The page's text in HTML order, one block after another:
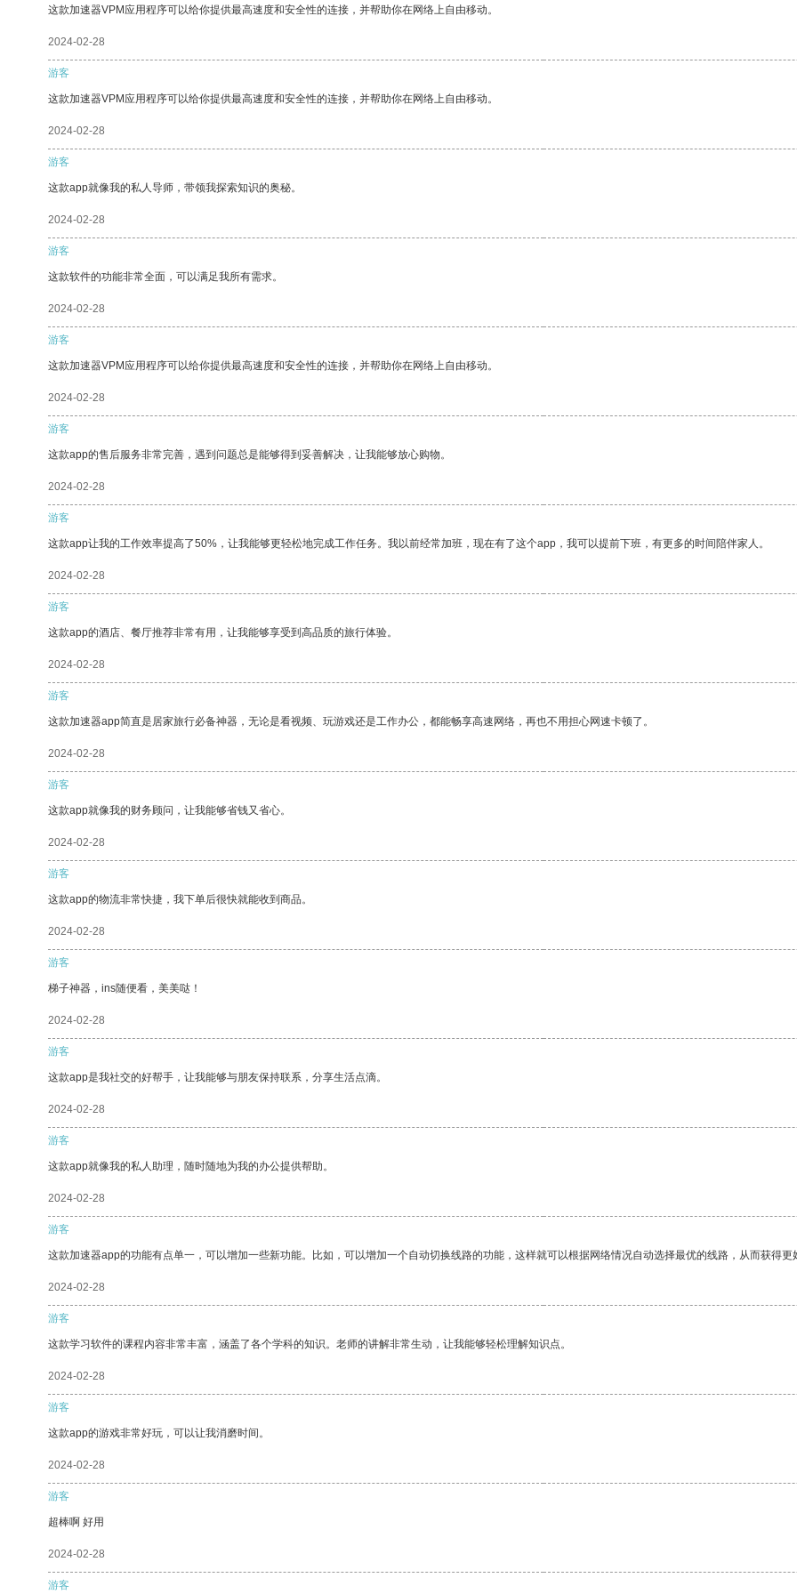
这款加速器VPM应用程序可以给你提供最高速度和安全性的连接，并帮助你在网络上自由移动。
2024-02-28
游客
这款加速器VPM应用程序可以给你提供最高速度和安全性的连接，并帮助你在网络上自由移动。
2024-02-28
游客
这款app就像我的私人导师，带领我探索知识的奥秘。
2024-02-28
游客
这款软件的功能非常全面，可以满足我所有需求。
2024-02-28
游客
这款加速器VPM应用程序可以给你提供最高速度和安全性的连接，并帮助你在网络上自由移动。
2024-02-28
游客
这款app的售后服务非常完善，遇到问题总是能够得到妥善解决，让我能够放心购物。
2024-02-28
游客
这款app让我的工作效率提高了50%，让我能够更轻松地完成工作任务。我以前经常加班，现在有了这个app，我可以提前下班，有更多的时间陪伴家人。
2024-02-28
游客
这款app的酒店、餐厅推荐非常有用，让我能够享受到高品质的旅行体验。
2024-02-28
游客
这款加速器app简直是居家旅行必备神器，无论是看视频、玩游戏还是工作办公，都能畅享高速网络，再也不用担心网速卡顿了。
2024-02-28
游客
这款app就像我的财务顾问，让我能够省钱又省心。
2024-02-28
游客
这款app的物流非常快捷，我下单后很快就能收到商品。
2024-02-28
游客
梯子神器，ins随便看，美美哒！
2024-02-28
游客
这款app是我社交的好帮手，让我能够与朋友保持联系，分享生活点滴。
2024-02-28
游客
这款app就像我的私人助理，随时随地为我的办公提供帮助。
2024-02-28
游客
这款加速器app的功能有点单一，可以增加一些新功能。比如，可以增加一个自动切换线路的功能，这样就可以根据网络情况自动选择最优的线路，从而获得更
2024-02-28
游客
这款学习软件的课程内容非常丰富，涵盖了各个学科的知识。老师的讲解非常生动，让我能够轻松理解知识点。
2024-02-28
游客
这款app的游戏非常好玩，可以让我消磨时间。
2024-02-28
游客
超棒啊 好用
2024-02-28
游客